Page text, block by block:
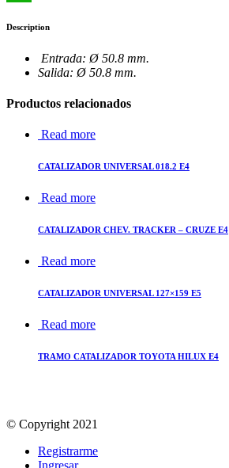
Description
Entrada: Ø 50.8 mm.
Salida: Ø 50.8 mm.
Productos relacionados
Read more
CATALIZADOR UNIVERSAL 018.2 E4
Read more
CATALIZADOR CHEV. TRACKER – CRUZE E4
Read more
CATALIZADOR UNIVERSAL 127×159 E5
Read more
TRAMO CATALIZADOR TOYOTA HILUX E4
© Copyright 2021
Registrarme
Ingresar